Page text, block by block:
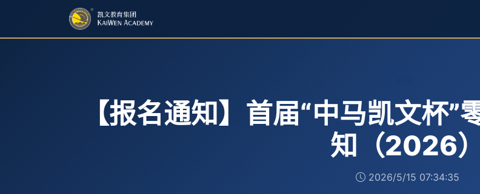
【报名通知】首届“中马凯文杯
知（2026）
2026/5/15 07:34:35